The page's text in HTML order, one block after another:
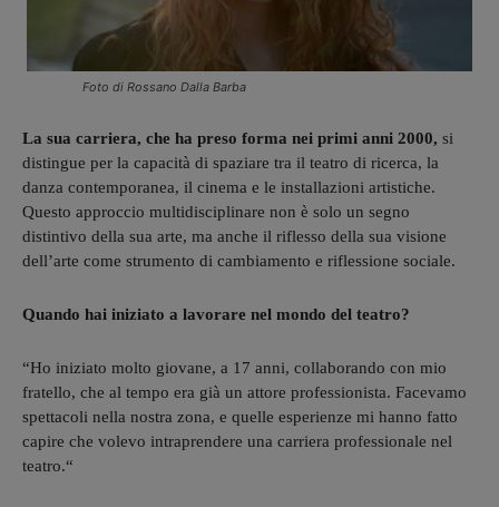
Foto di Rossano Dalla Barba
La sua carriera, che ha preso forma nei primi anni 2000, si
distingue per la capacità di spaziare tra il teatro di ricerca, la
danza contemporanea, il cinema e le installazioni artistiche.
Questo approccio multidisciplinare non è solo un segno
distintivo della sua arte, ma anche il riflesso della sua visione
dell’arte come strumento di cambiamento e riflessione sociale.
Quando hai iniziato a lavorare nel mondo del teatro?
“Ho iniziato molto giovane, a 17 anni, collaborando con mio
fratello, che al tempo era già un attore professionista. Facevamo
spettacoli nella nostra zona, e quelle esperienze mi hanno fatto
capire che volevo intraprendere una carriera professionale nel
teatro.“